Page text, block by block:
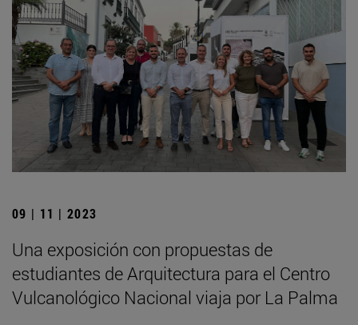
09 | 11 | 2023
Una exposición con propuestas de
estudiantes de Arquitectura para el Centro
Vulcanológico Nacional viaja por La Palma